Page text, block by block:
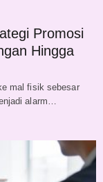
Promosi
Hingga
mal fisik sebesar
alarm…